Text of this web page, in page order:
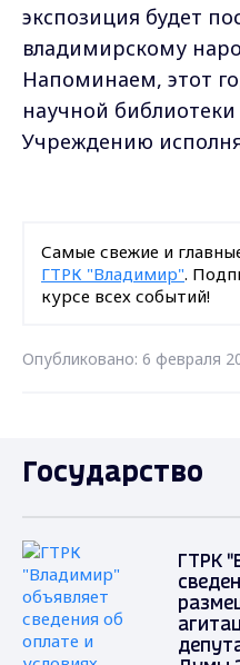
экспозиция будет
владимирскому
Напоминаем, этот
научной
Учреждению
Самые свежие и
ГТРК "Владимир".
курсе всех событий!
Опубликовано: 6 февраля
Государство
ГТРК